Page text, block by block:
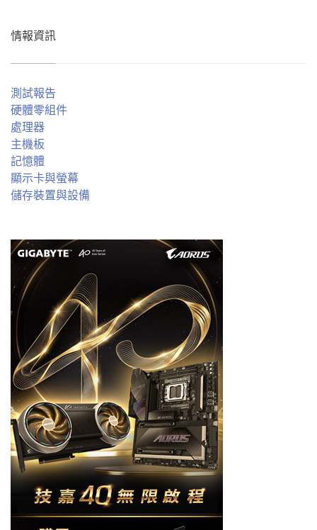
情報資訊
測試報告
硬體零組件
處理器
主機板
記憶體
顯示卡與螢幕
儲存裝置與設備